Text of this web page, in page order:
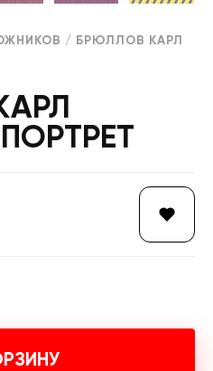
/ БРЮЛЛОВ КАРЛ